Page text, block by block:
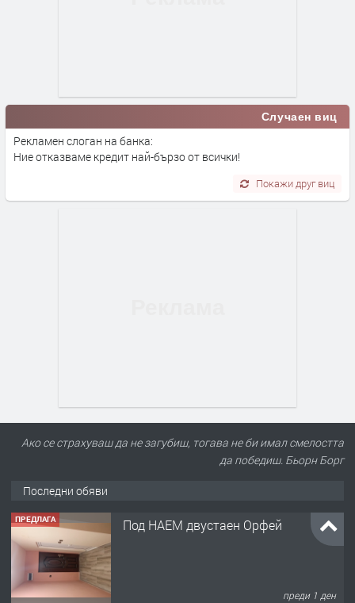
Случаен виц
Рекламен слоган на банка:
Ние отказваме кредит най-бързо от всички!
Покажи друг виц
Ако се страхуваш да не загубиш, тогава не би имал смелостта
да победиш. Бьорн Борг
Последни обяви
ПРЕДЛАГА Под НАЕМ двустаен Орфей
преди 1 ден